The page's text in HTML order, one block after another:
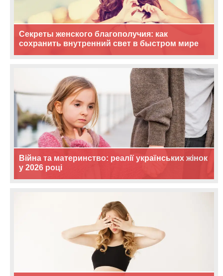
Секреты женского благополучия: как
сохранить внутренний свет в быстром мире
Війна та материнство: реалії українських жінок
у 2026 році